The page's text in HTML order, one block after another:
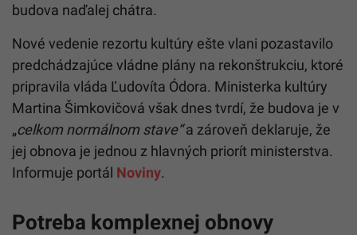
budova naďalej chátra.
Nové vedenie rezortu kultúry ešte vlani pozastavilo
predchádzajúce vládne plány na rekonštrukciu, ktoré
pripravila vláda Ľudovíta Ódora. Ministerka kultúry
Martina Šimkovičová však dnes tvrdí, že budova je v
„celkom normálnom stave“a zároveň deklaruje, že
jej obnova je jednou z hlavných priorít ministerstva.
Informuje portál Noviny.
Potreba komplexnej obnovy